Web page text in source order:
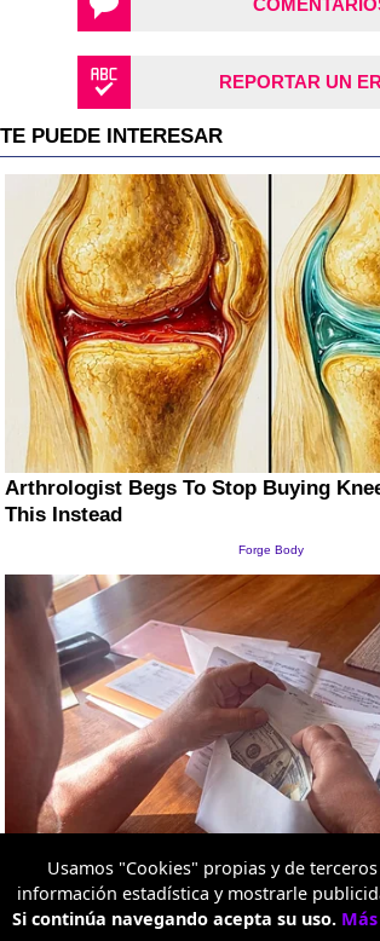
REPORTAR UN
Usamos "Cookies" propias y de
información estadística y mostrarle
Si continúa navegando acepta su uso.